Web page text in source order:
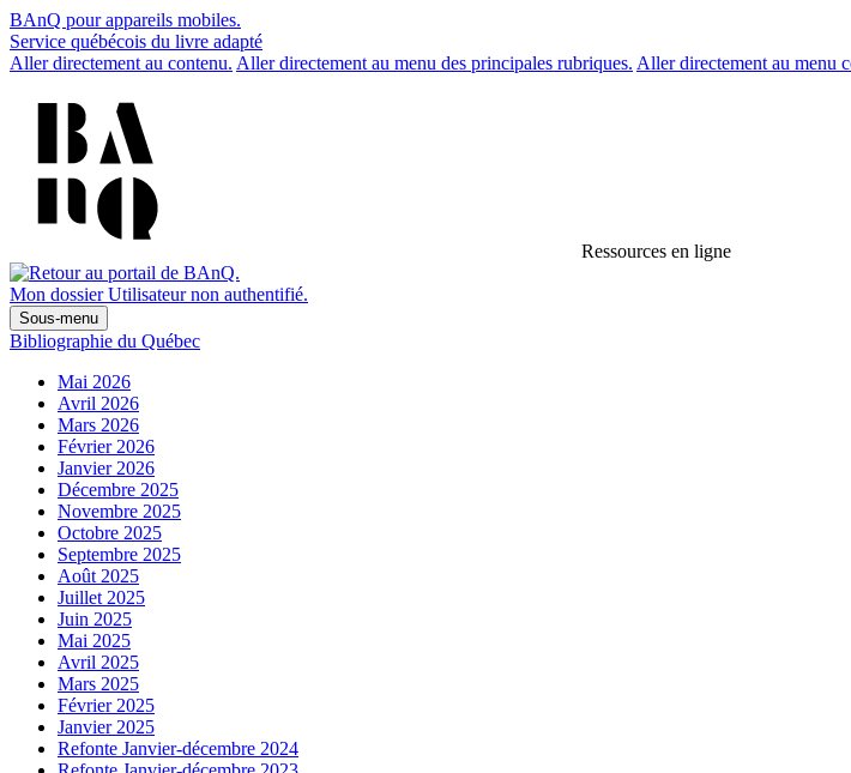
BAnQ pour appareils mobiles.
Service québécois du livre adapté
Aller directement au contenu. Aller directement au menu des principales rubriques. Aller directement au menu
Ressources en ligne
Mon dossier Utilisateur non authentifié.
Sous-menu
Bibliographie du Québec
Mai 2026
Avril 2026
Mars 2026
Février 2026
Janvier 2026
Décembre 2025
Novembre 2025
Octobre 2025
Septembre 2025
Août 2025
Juillet 2025
Juin 2025
Mai 2025
Avril 2025
Mars 2025
Février 2025
Janvier 2025
Refonte Janvier-décembre 2024